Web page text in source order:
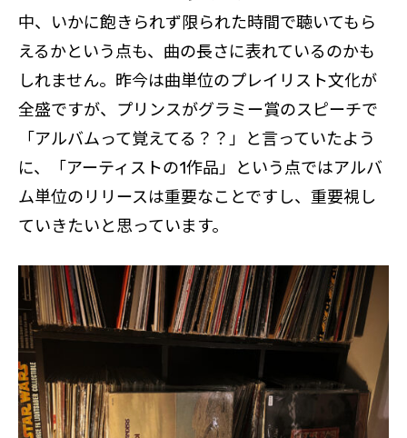
中、いかに飽きられず限られた時間で聴いてもら
えるかという点も、曲の長さに表れているのかも
しれません。昨今は曲単位のプレイリスト文化が
全盛ですが、プリンスがグラミー賞のスピーチで
「アルバムって覚えてる？？」と言っていたよう
に、「アーティストの1作品」という点ではアルバ
ム単位のリリースは重要なことですし、重要視し
ていきたいと思っています。